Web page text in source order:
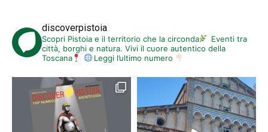
discoverpistoia
Scopri Pistoia e il territorio che la circonda
Eventi tra
città, borghi e natura. Vivi il cuore autentico della
Toscana
Leggi l’ultimo numero